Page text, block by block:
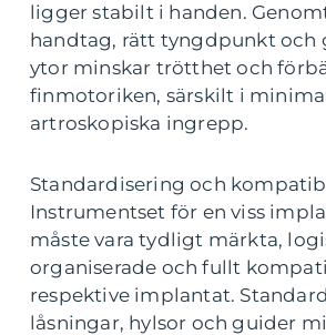
ligger stabilt i handen.
handtag, rätt tyngdpunkt och
ytor minskar trötthet och
finmotoriken, särskilt i
artroskopiska ingrepp.
Standardisering och
Instrumentset för en viss
måste vara tydligt märkta,
organiserade och fullt
respektive implantat.
låsningar, hylsor och guider